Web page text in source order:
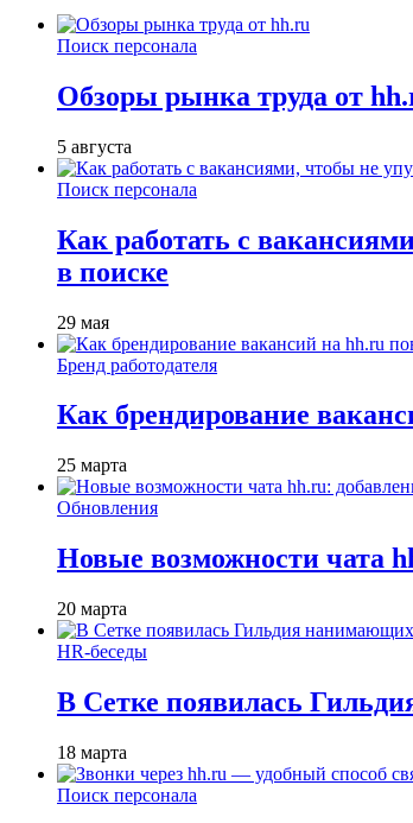
Поиск персонала
Обзоры рынка труда от
5 августа
Поиск персонала
Как работать с
в поиске
29 мая
Бренд работодателя
Как брендирование
25 марта
Обновления
Новые возможности чата
20 марта
HR-беседы
В Сетке появилась
18 марта
Поиск персонала